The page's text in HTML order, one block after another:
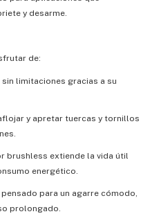
y desarme.
de:
sin limitaciones gracias a su
y apretar tuercas y tornillos
brushless extiende la vida útil
energético.
pensado para un agarre cómodo,
prolongado.